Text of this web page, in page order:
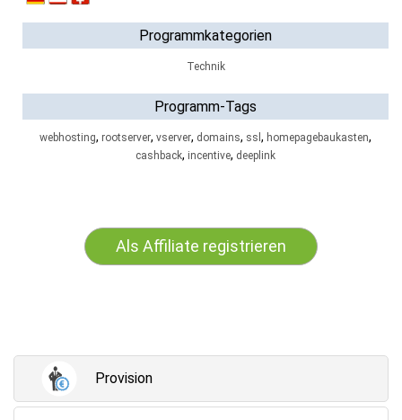
Programmkategorien
Technik
Programm-Tags
webhosting, rootserver, vserver, domains, ssl , homepagebaukasten,
cashback, incentive, deeplink
Als Affiliate registrieren
Provision